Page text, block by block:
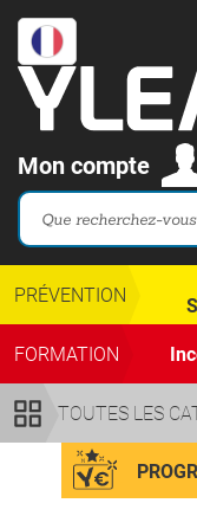
Mon compte
TOUTES LES
PRÉVENTION
FORMATION